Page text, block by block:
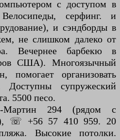
с доступом в
серфинг. и
и сэндборды в
не слишком далеко от
Вечернее барбекю в
США). Многоязычный
помогает организовать
Доступны супружеский
5500 песо.
Мартин 294 (рядом с
☏ +56 57 410 959. 20
Высокие потолки.